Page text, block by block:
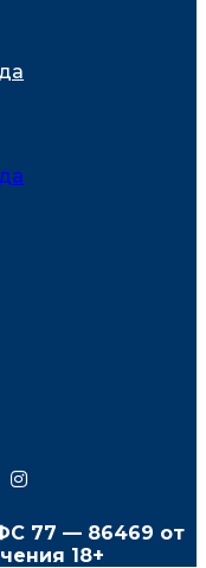
77 — 86469 от
18+